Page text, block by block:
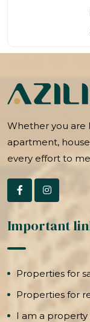
Whether you are
apartment,
every effort to
Important
Properties for
Properties for
I am a